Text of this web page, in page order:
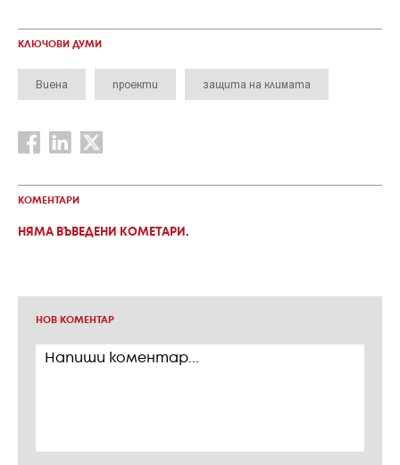
КЛЮЧОВИ ДУМИ
Виена проекти защита на климата
КОМЕНТАРИ
НЯМА ВЪВЕДЕНИ КОМЕТАРИ.
НОВ КОМЕНТАР